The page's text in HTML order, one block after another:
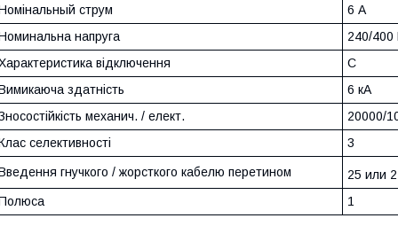
струм
6 А
напруга
240/400
відключення
C
здатність
6 кА
механич. / елект.
20000/
селективності
3
гнучкого / жорсткого кабелю перетином 25 или
1